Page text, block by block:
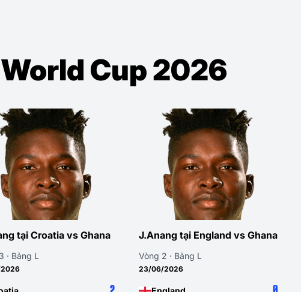
Cup 2026
tại Croatia vs Ghana
· Bảng L
J.Anang tại England vs Ghana
Vòng 2 · Bảng L
23/06/2026